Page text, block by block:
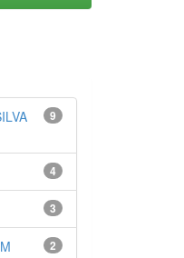
9
4
3
2